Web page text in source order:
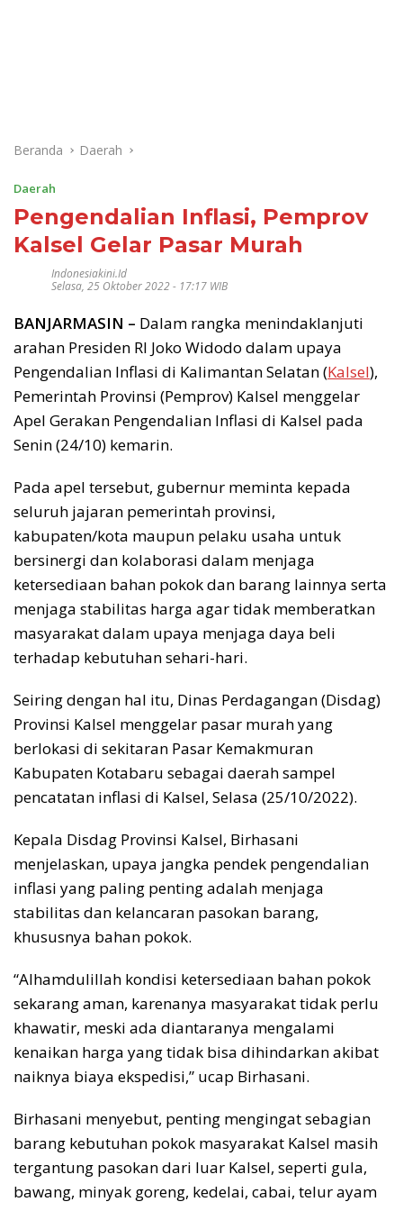
Beranda Daerah
Daerah
Pengendalian Inflasi, Pemprov
Kalsel Gelar Pasar Murah
Indonesiakini.id
Selasa, 25 Oktober 2022 - 17:17 WIB
BANJARMASIN – Dalam rangka menindaklanjuti
arahan Presiden RI Joko Widodo dalam upaya
Pengendalian Inflasi di Kalimantan Selatan (Kalsel),
Pemerintah Provinsi (Pemprov) Kalsel menggelar
Apel Gerakan Pengendalian Inflasi di Kalsel pada
Senin (24/10) kemarin.
Pada apel tersebut, gubernur meminta kepada
seluruh jajaran pemerintah provinsi,
kabupaten/kota maupun pelaku usaha untuk
bersinergi dan kolaborasi dalam menjaga
ketersediaan bahan pokok dan barang lainnya serta
menjaga stabilitas harga agar tidak memberatkan
masyarakat dalam upaya menjaga daya beli
terhadap kebutuhan sehari-hari.
Seiring dengan hal itu, Dinas Perdagangan (Disdag)
Provinsi Kalsel menggelar pasar murah yang
berlokasi di sekitaran Pasar Kemakmuran
Kabupaten Kotabaru sebagai daerah sampel
pencatatan inflasi di Kalsel, Selasa (25/10/2022).
Kepala Disdag Provinsi Kalsel, Birhasani
menjelaskan, upaya jangka pendek pengendalian
inflasi yang paling penting adalah menjaga
stabilitas dan kelancaran pasokan barang,
khususnya bahan pokok.
“Alhamdulillah kondisi ketersediaan bahan pokok
sekarang aman, karenanya masyarakat tidak perlu
khawatir, meski ada diantaranya mengalami
kenaikan harga yang tidak bisa dihindarkan akibat
naiknya biaya ekspedisi,” ucap Birhasani.
Birhasani menyebut, penting mengingat sebagian
barang kebutuhan pokok masyarakat Kalsel masih
tergantung pasokan dari luar Kalsel, seperti gula,
bawang, minyak goreng, kedelai, cabai, telur ayam